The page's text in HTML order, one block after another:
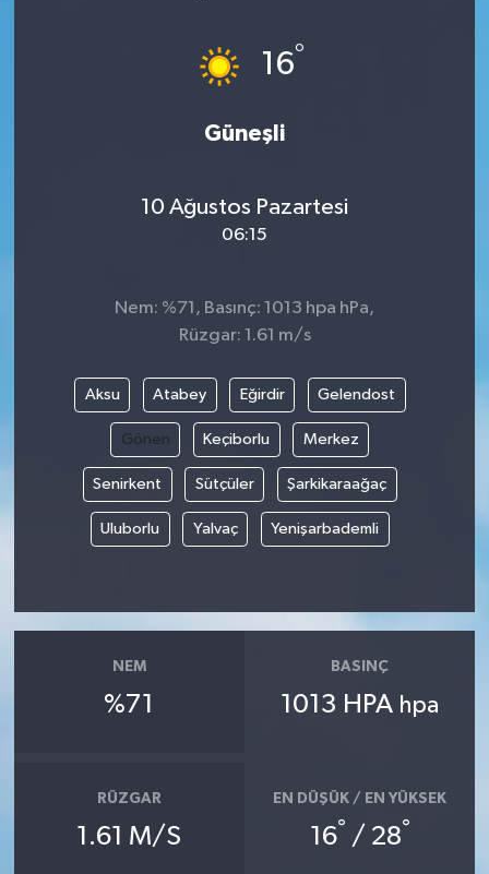
16°
Güneşli
10 Ağustos Pazartesi
06:15
Nem: %71, Basınç: 1013 hpa hPa,
Rüzgar: 1.61 m/s
Aksu Atabey Eğirdir Gelendost
Gönen Keçiborlu Merkez
Senirkent Sütçüler Şarkikaraağaç
Uluborlu Yalvaç Yenişarbademli
NEM
%71
BASINÇ
1013 HPA hpa
RÜZGAR
1.61 M/S
EN DÜŞÜK / EN YÜKSEK
16° / 28°
Yerel Yönetimler